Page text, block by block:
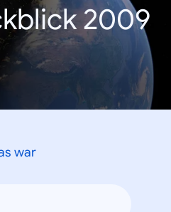
2009
war